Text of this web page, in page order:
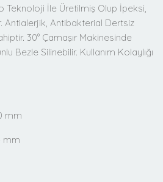
Teknoloji İle Üretilmiş Olup İpeksi,
Antialerjik, Antibakterial Dertsiz
30° Çamaşır Makinesinde
Bezle Silinebilir. Kullanım Kolaylığı
mm
mm